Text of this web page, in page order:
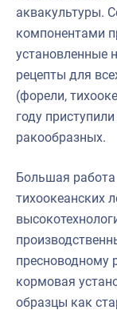
аквакультуры.
компонентами
установленные
рецепты для
(форели,
году
ракообразных.
Большая
тихоокеанских
пресноводному
кормовая
образцы как